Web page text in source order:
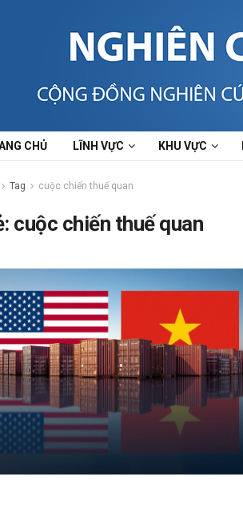
CHỦ LĨNH VỰC KHU VỰC
Tag cuộc chiến thuế quan
cuộc chiến thuế quan